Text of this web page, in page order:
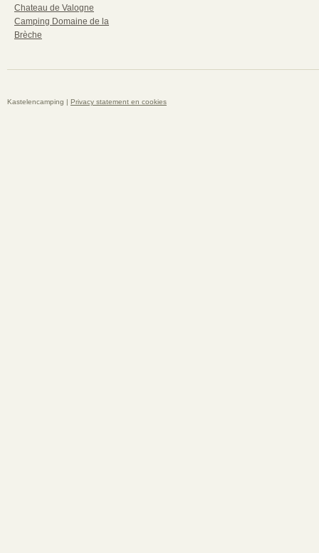
Chateau de Valogne
Camping Domaine de la
Brèche
Kastelencamping | Privacy statement en cookies